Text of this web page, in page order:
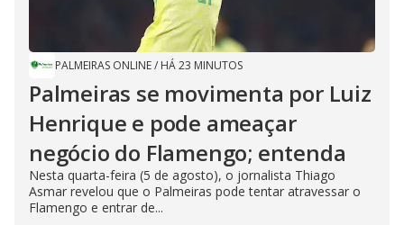
PALMEIRAS ONLINE/ HÁ 23 MINUTOS
Palmeiras se movimenta por Luiz
Henrique e pode ameaçar
negócio do Flamengo; entenda
Nesta quarta-feira (5 de agosto), o jornalista Thiago
Asmar revelou que o Palmeiras pode tentar atravessar o
Flamengo e entrar de...